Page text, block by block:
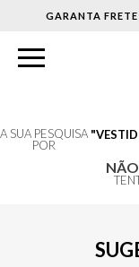
GARANTA
A SUA PESQUISA
POR